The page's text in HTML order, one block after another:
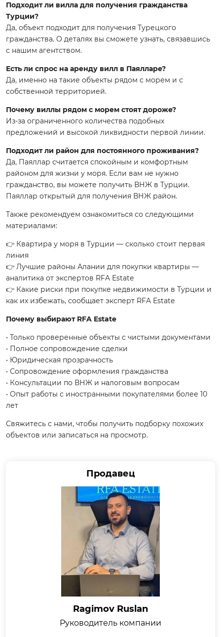
Подходит ли вилла для получения гражданства
Турции?
Да, объект подходит для получения Турецкого
гражданства. О деталях вы сможете узнать, связавшись
с нашим агентством.
Есть ли спрос на аренду вилл в Паялларе?
Да, именно на такие объекты рядом с морем и с
собственной территорией.
Почему виллы рядом с морем стоят дороже?
Из-за ограниченного количества подобных
предложений и высокой ликвидности первой линии.
Подходит ли район для постоянного проживания?
Да, Паяллар считается спокойным и комфортным
районом для жизни у моря. Если вам не нужно
гражданство, вы можете получить ВНЖ в Турции.
Паяллар открытый для получения ВНЖ район.
Также рекомендуем ознакомиться со следующими
материалами:
👉 Квартира у моря в Турции — сколько стоит первая
линия
👉 Лучшие районы Алании для покупки квартиры —
аналитика от экспертов RFA Estate
👉 Какие риски при покупке недвижимости в Турции и
как их избежать, сообщает эксперт RFA Estate
Почему выбирают RFA Estate
• Только проверенные объекты с чистыми документами
• Полное сопровождение сделки
• Юридическая прозрачность
• Сопровождение оформления гражданства
• Консультации по ВНЖ и налоговым вопросам
• Опыт работы с иностранными покупателями более 10
лет
Свяжитесь с нами, чтобы получить подборку похожих
объектов или записаться на просмотр.
Продавец
Ragimov Ruslan
Руководитель компании